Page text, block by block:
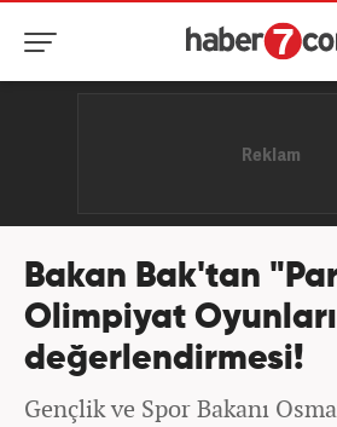
Bakan Bak'tan
Olimpiyat
değerlendirmesi!
Gençlik ve Spor Bakanı